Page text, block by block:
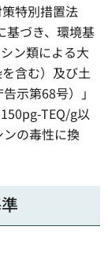
特別措置法
基づき、環境基
ン類による大
含む）及び土
示第68号）」
TEQ/g以
の毒性に換